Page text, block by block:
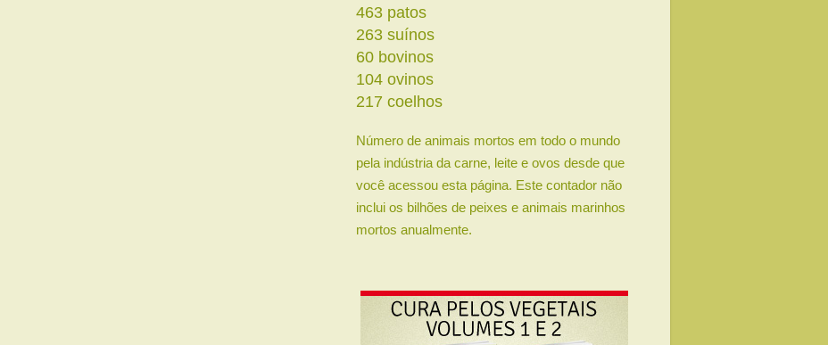
561 patos
319 suínos
73 bovinos
126 ovinos
263 coelhos
Número de animais mortos em todo o mundo
pela indústria da carne, leite e ovos desde que
você acessou esta página. Este contador não
inclui os bilhões de peixes e animais marinhos
mortos anualmente.